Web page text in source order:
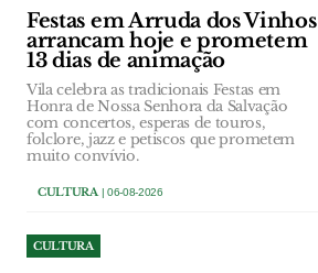
Festas em Arruda dos Vinhos
arrancam hoje e prometem
13 dias de animação
Vila celebra as tradicionais Festas em
Honra de Nossa Senhora da Salvação
com concertos, esperas de touros,
folclore, jazz e petiscos que prometem
muito convívio.
CULTURA| 06-08-2026
CULTURA